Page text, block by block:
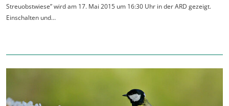
Streuobstwiese” wird am 17. Mai 2015 um 16:30 Uhr in der ARD gezeigt.
Einschalten und…